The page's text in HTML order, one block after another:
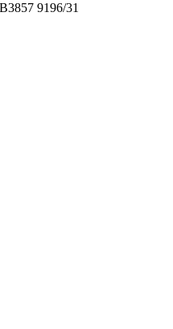
9196/31